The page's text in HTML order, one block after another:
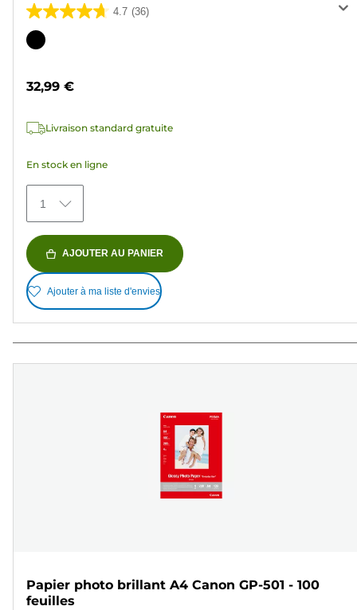
4.7 (36)
4.7
sur
36
Cartouche
32,99 €
Livraison standard gratuite
En stock en ligne
1
AJOUTER AU PANIER
Ajouter à ma liste d'envies
Papier photo brillant A4 Canon GP-501 - 100
feuilles